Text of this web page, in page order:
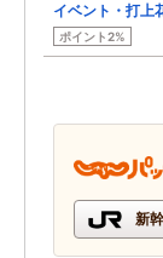
イベント・打上
ポイント2%
新